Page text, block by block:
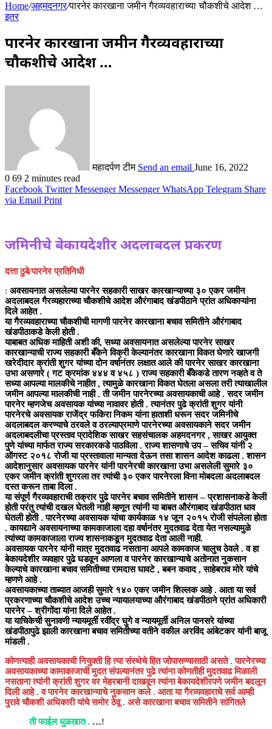
Home/अहमदनगर/पारनेर कारखाना जमीन गैरव्यवहाराच्या चौकशीचे आदेश …
इतर
पारनेर कारखाना जमीन गैरव्यवहाराच्या
चौकशीचे आदेश …
महादर्पण टीम Send an email June 16, 2022
0 69 2 minutes read
Facebook Twitter Messenger Messenger WhatsApp Telegram Share
via Email Print
जमिनीचे बेकायदेशीर अदलाबदल प्रकरण
दत्ता ठुबे/पारनेर प्रतिनिधी
: अवसायनात असलेल्या पारनेर सहकारी साखर कारखान्याच्या ३० एकर जमीन
अदलाबदल गैरव्यहाराच्या चौकशीचे आदेश औरंगाबाद खंडपीठाने प्रांत अधिकाऱ्यांना
दिले आहेत .
या गैरव्यवहाराच्या चौकशीची मागणी पारनेर कारखाना बचाव समितीने औरंगाबाद
खंडपीठाकडे केली होती .
याबाबत अधिक माहिती अशी की, सध्या अवसायनात असलेल्या पारनेर साखर
कारखान्याची राज्य सहकारी बँकेने विक्री केल्यानंतर कारखाना विकत घेणारे खाजगी
खरेदीदार क्रांती शुगर यांच्या दोन वर्षानंतर लक्षात आले की पारनेर साखर कारखाना
उभा असणारे ( गट क्रमांक ४४४ व ४५८ ) राज्य सहकारी बँकेकडे तारण नव्हते व ते
सध्या आपल्या मालकीचे नाहीत , त्यामुळे कारखाना विकत घेतला असला तरी त्याखालील
जमीन आपल्या मालकीची नाही . ती जमीन पारनेरच्या अवसायकाची आहे . सदर जमीन
पारनेर म्हणजेच अवसायक यांच्या नावावर होती . त्यानंतर पुढे क्रांती शुगर यांनी
पारनेरचे अवसायक राजेंद्र फकिरा निकम यांना हाताशी धरून सदर जमिनीचे
अदलाबदल करण्याचे ठरवले व ठरल्याप्रमाणे पारनेरच्या अवसायकाने सदर जमीन
अदलाबदलीचा प्रस्ताव प्रादेशिक साखर सहसंचालक अहमदनगर , साखर आयुक्त
पुणे यांच्या मार्फत राज्य सरकारकडे पाठविला . राज्य शासणाचे उप – सचिव यांनी २
ऑगस्ट २०१८ रोजी या प्रस्तावाला मान्यता देऊन तसा शासन आदेश काढला . शासन
आदेशानुसार अवसायक पारनेर यांनी पारनेरची कारखाना उभा असलेली सुमारे ३०
एकर जमीन क्रांती शुगरला तर त्यांची ३० एकर पारनेरला विना मोबदला अदलाबदल
दस्त करून ताबा दिला .
या संपूर्ण गैरव्यवहाराची तक्रार पुढे पारनेर बचाव समितीने शासन – प्रशासनाकडे केली
होती परंतु त्यांची दखल घेतली नाही म्हणून त्यांनी या बाबत औरंगाबाद खंडपीठात धाव
घेतली होती . पारनेरच्या अवसायक यांचा कार्यकाळ १४ जून २०१५ रोजी संपलेला होता
. कायद्याने अवसायनाच्या कामकाजाला दहा वर्षानंतर मुदतवाढ देता येत नसल्यामुळे
त्यांच्या कामकाजाला राज्य शासनाकडून मुदतवाढ देता आली नाही.
अवसायक पारनेर यांनी मात्र मुदतवाढ नसताना आपले कामकाज चालुच ठेवले . व हा
बेकायदेशीर व्यवहार पुढे घडवून आणला व पारनेर कारखान्याचे अतोनात नुकसान
केल्याचे कारखाना बचाव समितीच्या रामदास घावटे , बबन कवाद , साहेबराव मोरे यांचे
म्हणणे आहे .
अवसायकाच्या ताब्यात आजही सुमारे १४० एकर जमीन शिल्लक आहे . आता या सर्व
प्रकरणाच्या चौकशीचे आदेश उच्च न्यायालयाच्या औरंगाबाद खंडपीठाने प्रांत अधिकारी
पारनेर – श्रीगोंदा यांना दिले आहेत .
या याचिकेची सुनावणी न्यायमूर्ती रवींद्र घुगे व न्यायमूर्ती अनिल पानसरे यांच्या
खंडपीठापुढे झाली कारखाना बचाव समितीच्या वतीने वकील अरविंद आंबेटकर यांनी बाजू
मांडली .
कोणत्याही अवसायकाची नियुक्ती हि त्या संस्थेचे हित जोपासण्यासाठी असते . पारनेरच्या
अवसायकाच्या कामाकाजाची मुदत संपल्यानंतर पुढे त्यांना कोणतीही मुदतवाढ मिळाली
नसताना त्यांनी क्रांती शुगर वर मेहरबानी दाखवून त्यांना बेकायदेशीरपणे जमीन बदलून
दिली आहे . व पारनेर कारखान्याचे नुकसान कले . आता या गैरव्यवहाराचे सर्व आम्ही
पुरावे चौकशी अधिकारी यांचे समोर ठेवू . असे कारखाना बचाव समितीने सांगितले
ती फाईल धुळखात . …!